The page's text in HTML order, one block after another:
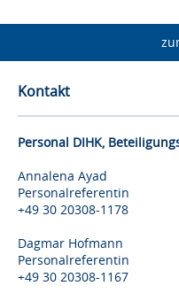
Kontakt
Personal DIHK,
Annalena Ayad
Personalreferentin
+49 30 20308-1178
Dagmar Hofmann
Personalreferentin
+49 30 20308-1167